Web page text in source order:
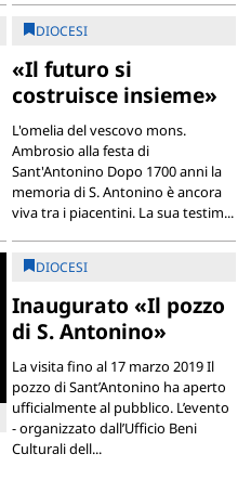
DIOCESI
«Il futuro si
costruisce insieme»
L'omelia del vescovo mons.
Ambrosio alla festa di
Sant'Antonino Dopo 1700 anni la
memoria di S. Antonino è ancora
viva tra i piacentini. La sua testim...
DIOCESI
Inaugurato «Il pozzo
di S. Antonino»
La visita fino al 17 marzo 2019 Il
pozzo di Sant’Antonino ha aperto
ufficialmente al pubblico. L’evento
- organizzato dall’Ufficio Beni
Culturali dell...